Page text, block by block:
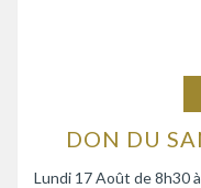
DON DU
Lundi 17 Août de 8h30